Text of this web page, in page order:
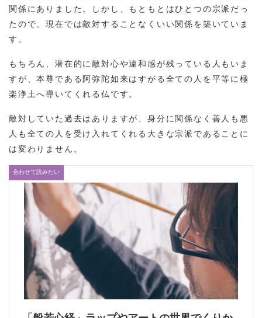
関係にありました。しかし、もともとはひとつの宗派だっ
たので、現在では敵対することなくいい関係を築いていま
す。
もちろん、潜在的に敵対心や違和感が残っている人もいま
すが、本尊である阿弥陀如来はすがる全ての人を平等に極
楽浄土へ導いてくれる仏です。
敵対していた過去はありますが、身分に関係なく善人も悪
人も全ての人を受け入れてくれる大きな宗派であることに
は変わりません。